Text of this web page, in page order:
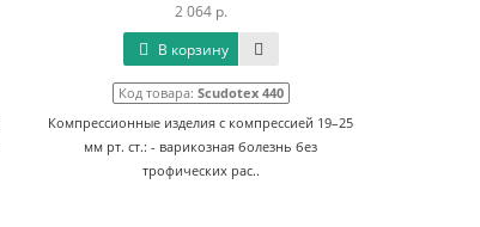
2 064 р.
В корзину
Код товара: Scudotex 440
Компрессионные изделия с компрессией 19–25
мм рт. ст.: - варикозная болезнь без
трофических рас..